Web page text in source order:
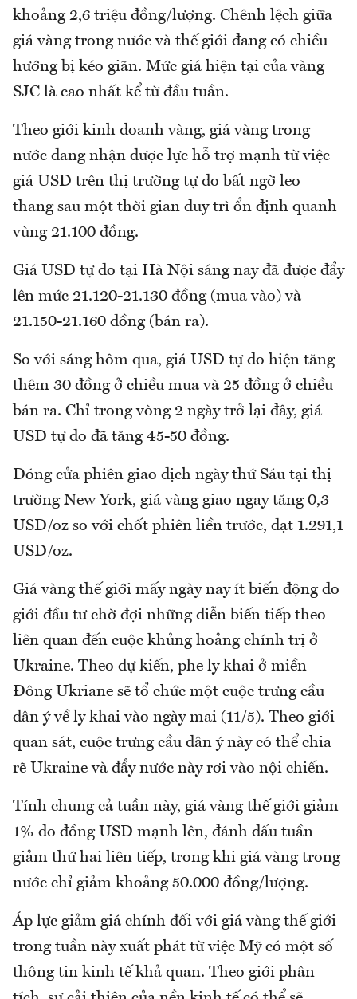
khoảng 2,6 triệu đồng/lượng. Chênh lệch giữa
giá vàng trong nước và thế giới đang có chiều
hướng bị kéo giãn. Mức giá hiện tại của vàng
SJC là cao nhất kể từ đầu tuần.
Theo giới kinh doanh vàng, giá vàng trong
nước đang nhận được lực hỗ trợ mạnh từ việc
giá USD trên thị trường tự do bất ngờ leo
thang sau một thời gian duy trì ổn định quanh
vùng 21.100 đồng.
Giá USD tự do tại Hà Nội sáng nay đã được đẩy
lên mức 21.120-21.130 đồng (mua vào) và
21.150-21.160 đồng (bán ra).
So với sáng hôm qua, giá USD tự do hiện tăng
thêm 30 đồng ở chiều mua và 25 đồng ở chiều
bán ra. Chỉ trong vòng 2 ngày trở lại đây, giá
USD tự do đã tăng 45-50 đồng.
Đóng cửa phiên giao dịch ngày thứ Sáu tại thị
trường New York, giá vàng giao ngay tăng 0,3
USD/oz so với chốt phiên liền trước, đạt 1.291,1
USD/oz.
Giá vàng thế giới mấy ngày nay ít biến động do
giới đầu tư chờ đợi những diễn biến tiếp theo
liên quan đến cuộc khủng hoảng chính trị ở
Ukraine. Theo dự kiến, phe ly khai ở miền
Đông Ukriane sẽ tổ chức một cuộc trưng cầu
dân ý về ly khai vào ngày mai (11/5). Theo giới
quan sát, cuộc trưng cầu dân ý này có thể chia
rẽ Ukraine và đẩy nước này rơi vào nội chiến.
Tính chung cả tuần này, giá vàng thế giới giảm
1% do đồng USD mạnh lên, đánh dấu tuần
giảm thứ hai liên tiếp, trong khi giá vàng trong
nước chỉ giảm khoảng 50.000 đồng/lượng.
Áp lực giảm giá chính đối với giá vàng thế giới
trong tuần này xuất phát từ việc Mỹ có một số
thông tin kinh tế khả quan. Theo giới phân